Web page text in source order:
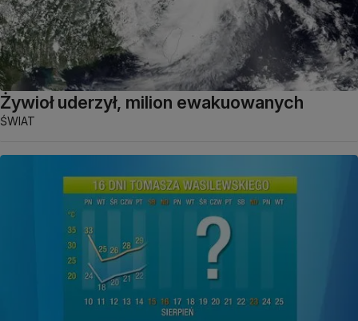
Żywioł uderzył, milion ewakuowanych
ŚWIAT